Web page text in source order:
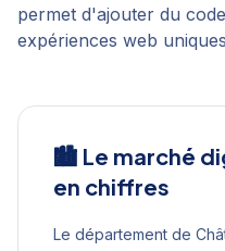
permet d'ajouter du
expériences web
🏙️ Le marché
en chiffres
Le département de